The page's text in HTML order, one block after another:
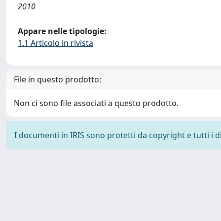
2010
Appare nelle tipologie:
1.1 Articolo in rivista
File in questo prodotto:
Non ci sono file associati a questo prodotto.
I documenti in IRIS sono protetti da copyright e tutti i